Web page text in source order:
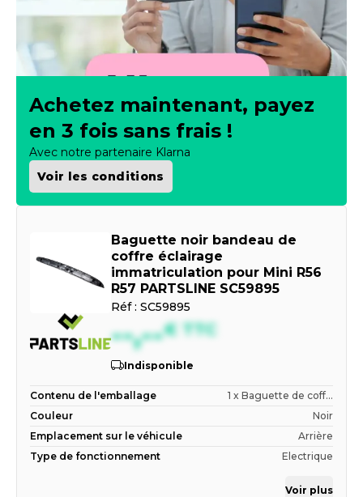
Achetez maintenant, payez
en 3 fois sans frais !
Avec notre partenaire Klarna
Voir les conditions
Baguette noir bandeau de
coffre éclairage
immatriculation pour Mini R56
R57 PARTSLINE SC59895
Réf : SC59895
--,--€ TTC
Indisponible
Contenu de l'emballage
1 x Baguette de coff...
Couleur
Noir
Emplacement sur le véhicule
Arrière
Type de fonctionnement
Electrique
Voir plus